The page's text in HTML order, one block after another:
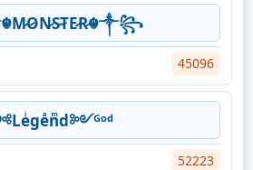
45096
52223